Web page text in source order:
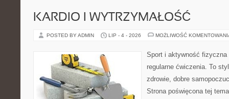
KARDIO I WYTRZYMAŁOŚĆ
POSTED BY ADMIN LIP - 4 - 2026 MOŻLIWOŚĆ
Sport i aktywność
regularne ćwiczenia. To
zdrowie, dobre
Strona poświęcona tej